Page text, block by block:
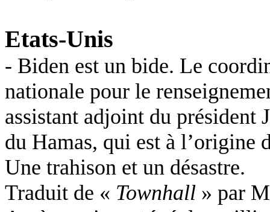
Etats-Unis
- Biden est un bide. Le
nationale pour le
assistant adjoint du président
du Hamas, qui est à l’origine
Une trahison et un désastre.
Traduit de « Townhall » par